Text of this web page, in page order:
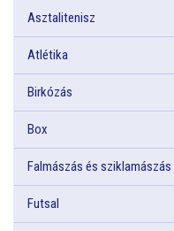
Asztalitenisz
Atlétika
Birkózás
Box
Falmászás és sziklamászás
Futsal